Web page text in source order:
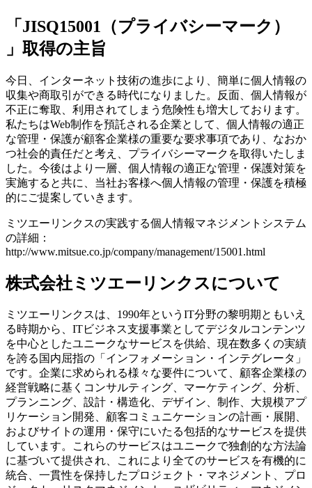
「JISQ15001（プライバシーマーク）
」取得の主旨
今日、インターネット技術の進歩により、簡単に個人情報の
収集や商取引ができる時代になりました。反面、個人情報が
不正に奪取、利用されてしまう危険性も増大しております。
私たちはWeb制作を預託される企業として、個人情報の適正
な管理・保護が顧客企業様の重要な要求事項であり、なおか
つ社会的責任だと考え、プライバシーマークを取得いたしま
した。今後はより一層、個人情報の適正な管理・保護対策を
実施すると共に、当社お客様へ個人情報の管理・保護を積極
的にご提案していきます。
ミツエーリンクスの実践する個人情報マネジメントシステム
の詳細：
http://www.mitsue.co.jp/company/management/15001.html
株式会社ミツエーリンクスについて
ミツエーリンクスは、1990年というIT分野の黎明期ともいえ
る時期から、ITビジネス支援事業としてデジタルコンテンツ
を中心としたユニークなサービスを供給、現在数多くの実績
を誇る国内屈指の「インフォメーション・インテグレータ」
です。企業に求められる様々な要件について、顧客企業様の
経営戦略に基くコンサルティング、マーケティング、分析、
プランニング、設計・構造化、デザイン、制作、大規模アプ
リケーション開発、顧客コミュニケーションの計画・展開、
およびサイトの運用・保守にいたる包括的なサービスを提供
しています。これらのサービスはユニークで独創的な方法論
に基づいて提供され、これにより全てのサービスを有機的に
統合、一貫性を保持したプロジェクト・マネジメント、プロ